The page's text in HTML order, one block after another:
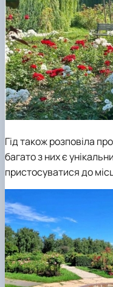
Гід також розповіла
багато з них є
пристосуватися до